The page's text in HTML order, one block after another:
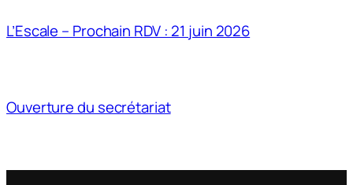
L’Escale – Prochain RDV : 21 juin 2026
Ouverture du secrétariat